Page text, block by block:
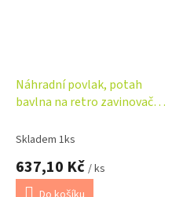
Náhradní povlak, potah
bavlna na retro zavinovačku
Skladem 1ks
637,10 Kč / ks